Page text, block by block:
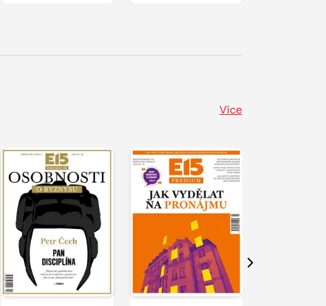
Více
Další